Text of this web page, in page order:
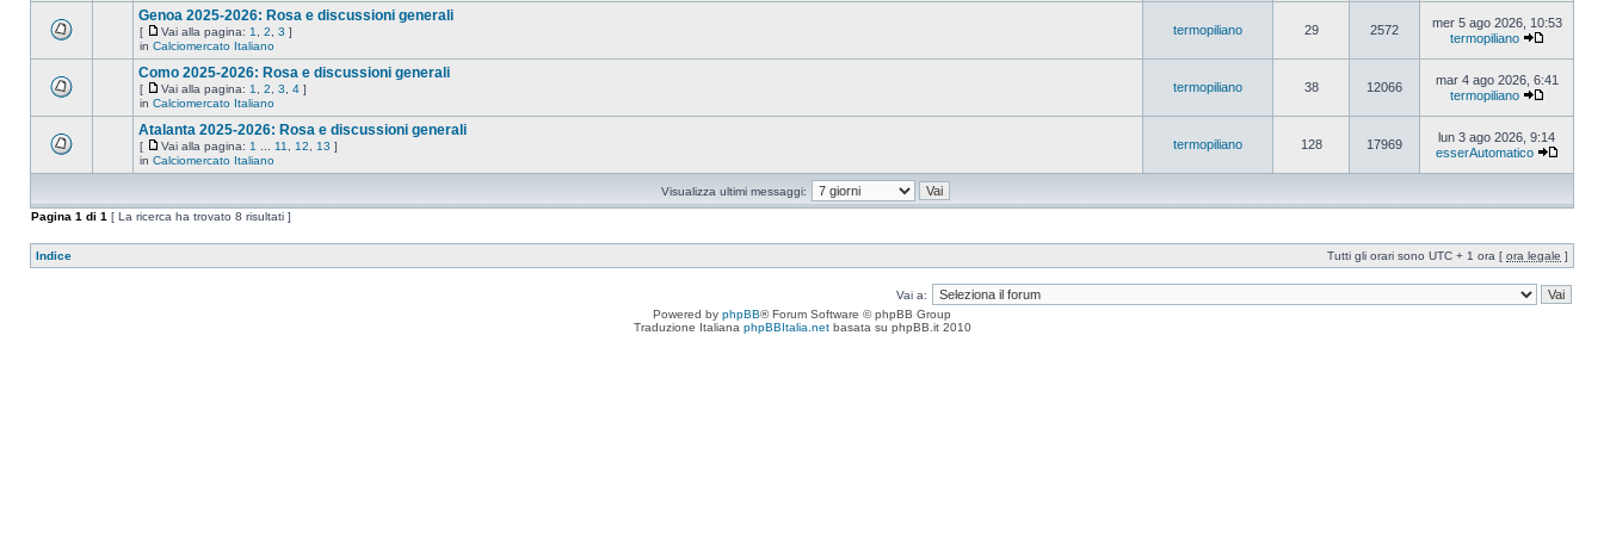
Genoa 2025-2026: Rosa e discussioni generali
[ Vai alla pagina: 1 2 3 ]
in Calciomercato Italiano
termopiliano 29 2572
mer 5 ago 2026, 10:53
termopiliano
Como 2025-2026: Rosa e discussioni generali
[ Vai alla pagina: 1 2 3 4 ]
in Calciomercato Italiano
termopiliano 38 12066
mar 4 ago 2026, 6:41
termopiliano
Atalanta 2025-2026: Rosa e discussioni generali
[ Vai alla pagina: 1 11 12 13 ]
in Calciomercato Italiano
termopiliano 128 17969
lun 3 ago 2026, 9:14
esserAutomatico
Visualizza ultimi messaggi:
Pagina 1 di 1 [ La ricerca ha trovato 8 risultati ]
Indice Tutti gli orari sono UTC + 1 ora [ ora legale ]
Vai a:
Powered by phpBB® Forum Software © phpBB Group
Traduzione Italiana phpBBItalia.netbasata su phpBB.it 2010